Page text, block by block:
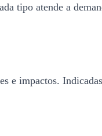
tipo atende a
e impactos.